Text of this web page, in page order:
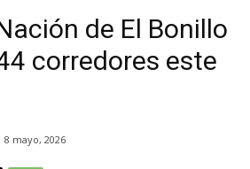
de El Bonillo
corredores este
8 mayo, 2026